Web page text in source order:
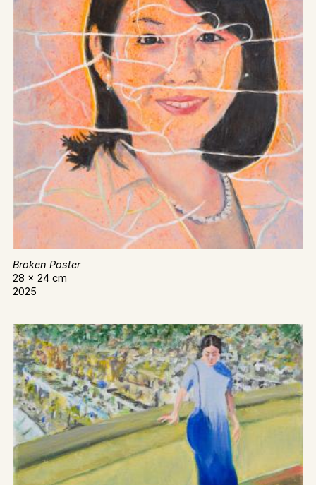
Broken Poster
28 x 24 cm
2025